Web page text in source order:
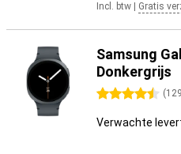
Incl. btw Gratis
Samsung
Donkergrijs
4.5 sterren (129
Verwachte